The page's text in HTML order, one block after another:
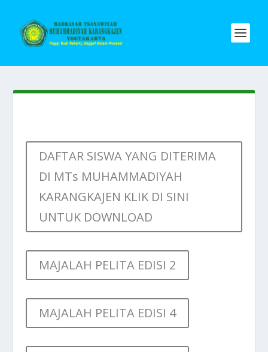
DAFTAR SISWA YANG DITERIMA
DI MTs MUHAMMADIYAH
KARANGKAJEN KLIK DI SINI
UNTUK DOWNLOAD
MAJALAH PELITA EDISI 2
MAJALAH PELITA EDISI 4